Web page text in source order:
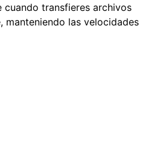
cuando transfieres archivos
manteniendo las velocidades